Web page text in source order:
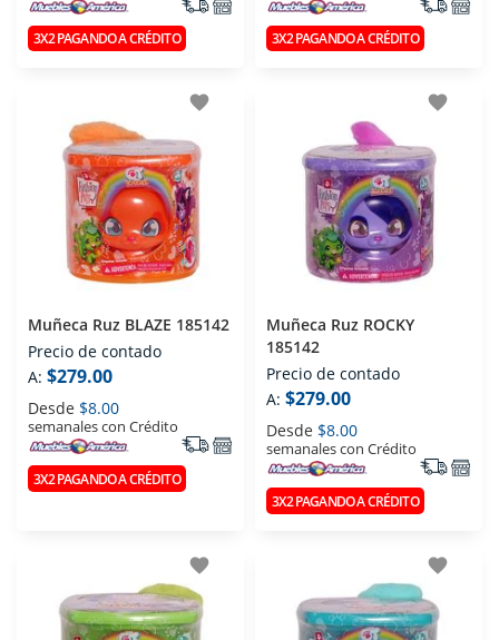
3X2 PAGANDO A CRÉDITO 3X2 PAGANDO A CRÉDITO
favorite
Muñeca Ruz BLAZE 185142
Precio de contado
A: $279.00
Desde $8.00
semanales con Crédito
3X2 PAGANDO A CRÉDITO
favorite
Muñeca Ruz ROCKY
185142
Precio de contado
A: $279.00
Desde $8.00
semanales con Crédito
3X2 PAGANDO A CRÉDITO
favorite favorite